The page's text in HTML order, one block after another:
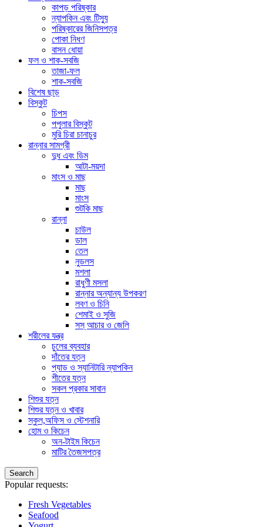
কাপড় পরিষ্কার
ন্যাপকিন এবং টিস্যু
পরিষ্কারের জিনিসপত্র
পোকা নিধণ
বাসন ধোয়া
ফল ও শাক-সবজি
তাজা-ফল
শাক-সবজি
বিশেষ ছাড়
বিস্কুট
চিপস
পপুলার বিস্কুট
মুরি চিরা চানাচুর
রান্নার সামগ্রী
দুধ এবং ডিম
আটা-ময়দা
মাংস ও মাছ
মাছ
মাংস
শুটকি মাছ
রান্না
চাউল
ডাল
তেল
নুডলস
মশলা
রাধুণী মসলা
রান্নার অন্যান্য উপকরণ
লবণ ও চিনি
শেমাই ও সুজি
সস্ আচার ও জেলি
শরীলের যন্ত্র
চুলের ব্যবহার
দাঁতের যত্ন
প্যাড ও স্যানিটারি ন্যাপকিন
শীতের যত্ন
সকল প্রকার সাবান
শিশুর যত্ন
শিশুর যত্ন ও খাবার
স্কুল,অফিস ও স্টেশনারি
হোম ও কিচেন
অন-টাইম কিচেন
মাটির তৈজসপত্র
Search
Popular requests:
Fresh Vegetables
Seafood